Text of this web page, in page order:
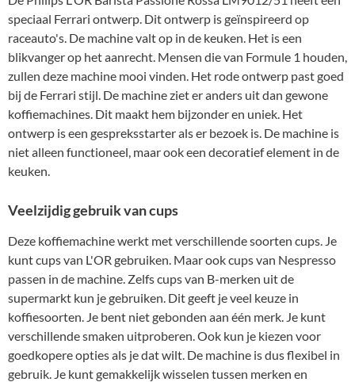
speciaal Ferrari ontwerp. Dit ontwerp is geïnspireerd op
raceauto's. De machine valt op in de keuken. Het is een
blikvanger op het aanrecht. Mensen die van Formule 1 houden,
zullen deze machine mooi vinden. Het rode ontwerp past goed
bij de Ferrari stijl. De machine ziet er anders uit dan gewone
koffiemachines. Dit maakt hem bijzonder en uniek. Het
ontwerp is een gespreksstarter als er bezoek is. De machine is
niet alleen functioneel, maar ook een decoratief element in de
keuken.
Veelzijdig gebruik van cups
Deze koffiemachine werkt met verschillende soorten cups. Je
kunt cups van L'OR gebruiken. Maar ook cups van Nespresso
passen in de machine. Zelfs cups van B-merken uit de
supermarkt kun je gebruiken. Dit geeft je veel keuze in
koffiesoorten. Je bent niet gebonden aan één merk. Je kunt
verschillende smaken uitproberen. Ook kun je kiezen voor
goedkopere opties als je dat wilt. De machine is dus flexibel in
gebruik. Je kunt gemakkelijk wisselen tussen merken en